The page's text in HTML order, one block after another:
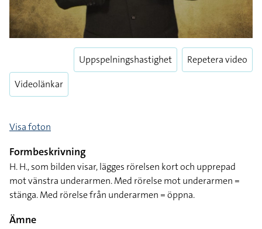
Videolänkar
Uppspelningshastighet Repetera video
Visa foton
Formbeskrivning
H. H., som bilden visar, lägges rörelsen kort och upprepad
mot vänstra underarmen. Med rörelse mot underarmen =
stänga. Med rörelse från underarmen = öppna.
Ämne